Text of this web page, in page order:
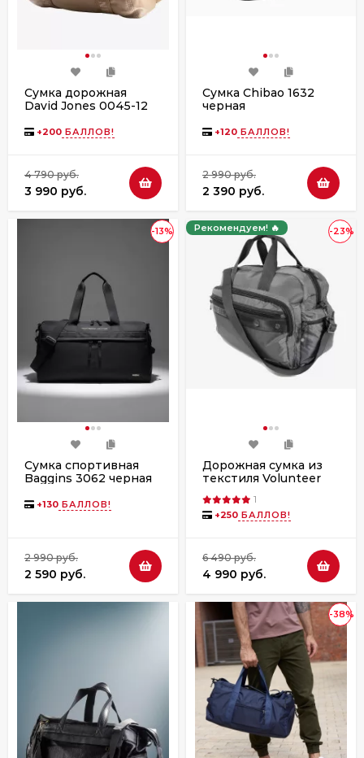
Сумка дорожная
David Jones 0045-12
+200 БАЛЛОВ!
4 790 руб.
3 990 руб.
Сумка Chibao 1632
черная
+120 БАЛЛОВ!
2 990 руб.
2 390 руб.
-13%
Сумка спортивная
Baggins 3062 черная
+130 БАЛЛОВ!
2 990 руб.
2 590 руб.
-23%
Рекомендуем! 🔥
Дорожная сумка из
текстиля Volunteer
1
+250 БАЛЛОВ!
6 490 руб.
4 990 руб.
-38%